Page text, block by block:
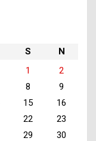
S
N
1
2
8
9
15
16
22
23
29
30